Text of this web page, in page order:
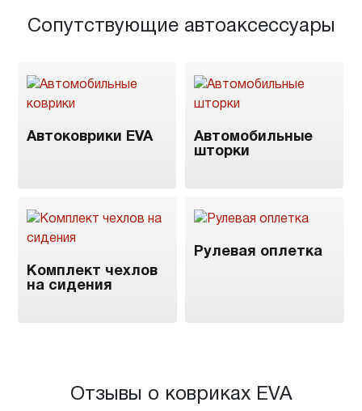
Сопутствующие автоаксессуары
Автоковрики EVA
Автомобильные
шторки
Комплект чехлов
на сидения
Рулевая оплетка
Отзывы о ковриках EVA